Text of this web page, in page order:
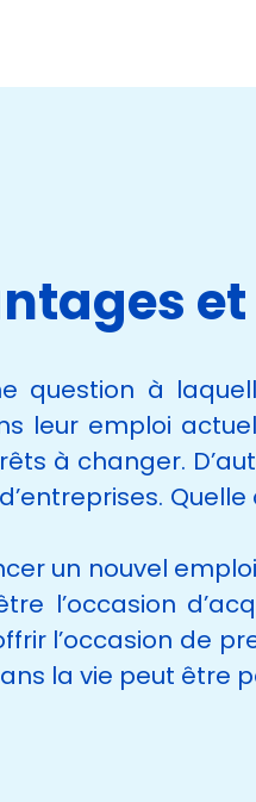
question à
leur emploi
à changer.
un nouvel
l’occasion
l’occasion de
la vie peut être